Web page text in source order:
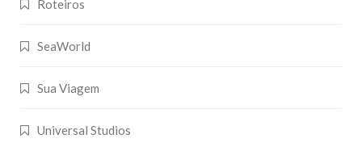
Roteiros
SeaWorld
Sua Viagem
Universal Studios